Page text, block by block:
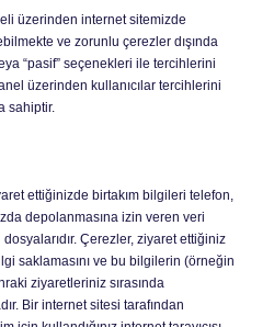
üzerinden internet sitemizde
ve zorunlu çerezler dışında
“pasif” seçenekleri ile tercihlerini
üzerinden kullanıcılar tercihlerini
sahiptir.
ettiğinizde birtakım bilgileri telefon,
depolanmasına izin veren veri
Çerezler, ziyaret ettiğiniz
saklamasını ve bu bilgilerin (örneğin
ziyaretleriniz sırasında
Bir internet sitesi tarafından